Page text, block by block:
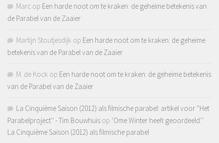
Marc op Een harde noot om te kraken: de geheime betekenis van
de Parabel van de Zaaier
Martijn Stoutjesdijk op Een harde noot om te kraken: de geheime
betekenis van de Parabel van de Zaaier
M. de Kock op Een harde noot om te kraken: de geheime betekenis
van de Parabel van de Zaaier
La Cinquième Saison (2012) als filmische parabel: artikel voor ''Het
Parabelproject'' - Tim Bouwhuis op ’Ome Winter heeft geoordeeld’.’
La Cinquième Saison (2012) als filmische parabel